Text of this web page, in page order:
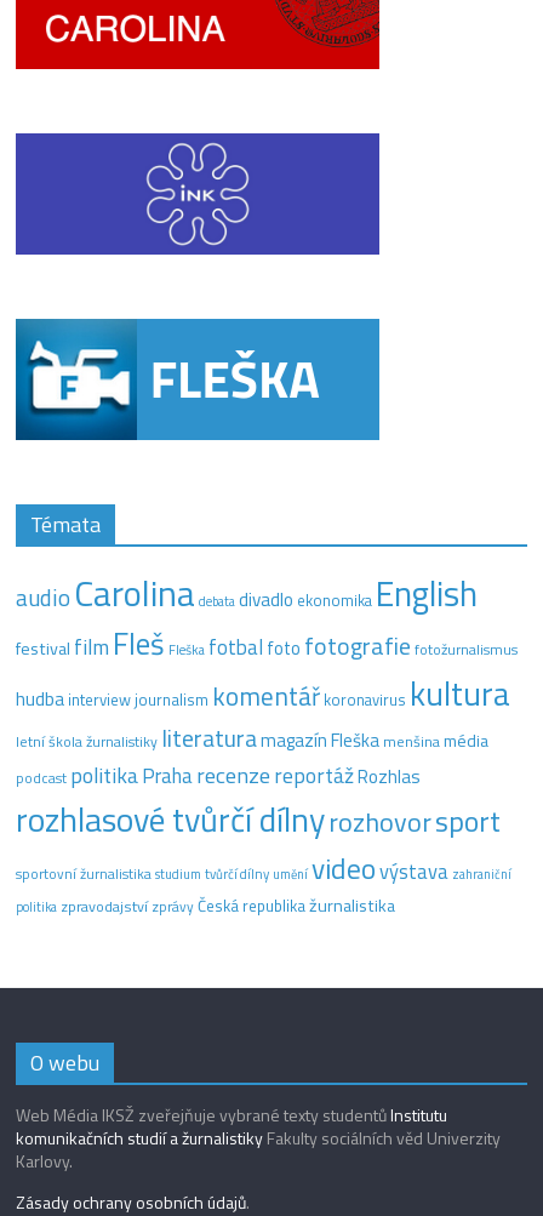
Témata
audio Carolina debata divadlo ekonomika English
festival film Fleš Fleška fotbal foto fotografie fotožurnalismus
hudba interview journalism komentář koronavirus kultura
letní škola žurnalistiky literaturamagazín Fleška menšinamédia
podcast politikaPraharecenzereportážRozhlas
rozhlasové tvůrčí dílnyrozhovorsport
sportovní žurnalistika studium tvůrčí dílny uměnívideovýstava zahraniční
politika zpravodajstvízprávyČeská republikažurnalistika
O webu
Web Média IKSŽ zveřejňuje vybrané texty studentůInstitutu
komunikačních studií a žurnalistikyFakulty sociálních věd Univerzity
Karlovy.
Zásady ochrany osobních údajů.